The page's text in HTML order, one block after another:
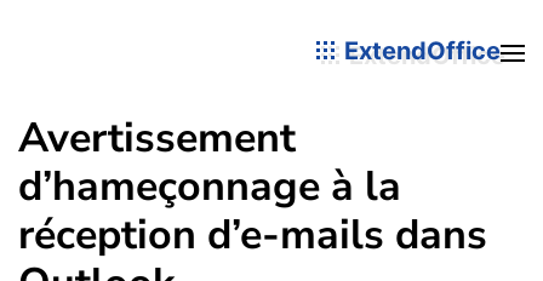
ExtendOffice
Avertissement
d’hameçonnage à la
réception d’e-mails dans